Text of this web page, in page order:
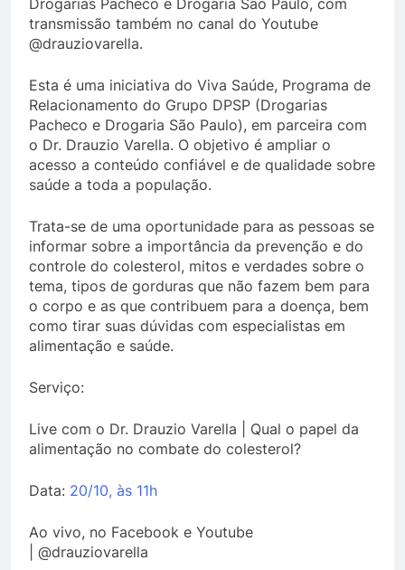
Drogarias Pacheco e Drogaria São Paulo, com
transmissão também no canal do Youtube
@drauziovarella.
Esta é uma iniciativa do Viva Saúde, Programa de
Relacionamento do Grupo DPSP (Drogarias
Pacheco e Drogaria São Paulo), em parceira com
o Dr. Drauzio Varella. O objetivo é ampliar o
acesso a conteúdo confiável e de qualidade sobre
saúde a toda a população.
Trata-se de uma oportunidade para as pessoas se
informar sobre a importância da prevenção e do
controle do colesterol, mitos e verdades sobre o
tema, tipos de gorduras que não fazem bem para
o corpo e as que contribuem para a doença, bem
como tirar suas dúvidas com especialistas em
alimentação e saúde.
Serviço:
Live com o Dr. Drauzio Varella | Qual o papel da
alimentação no combate do colesterol?
Data: 20/10, às 11h
Ao vivo, no Facebook e Youtube
| @drauziovarella